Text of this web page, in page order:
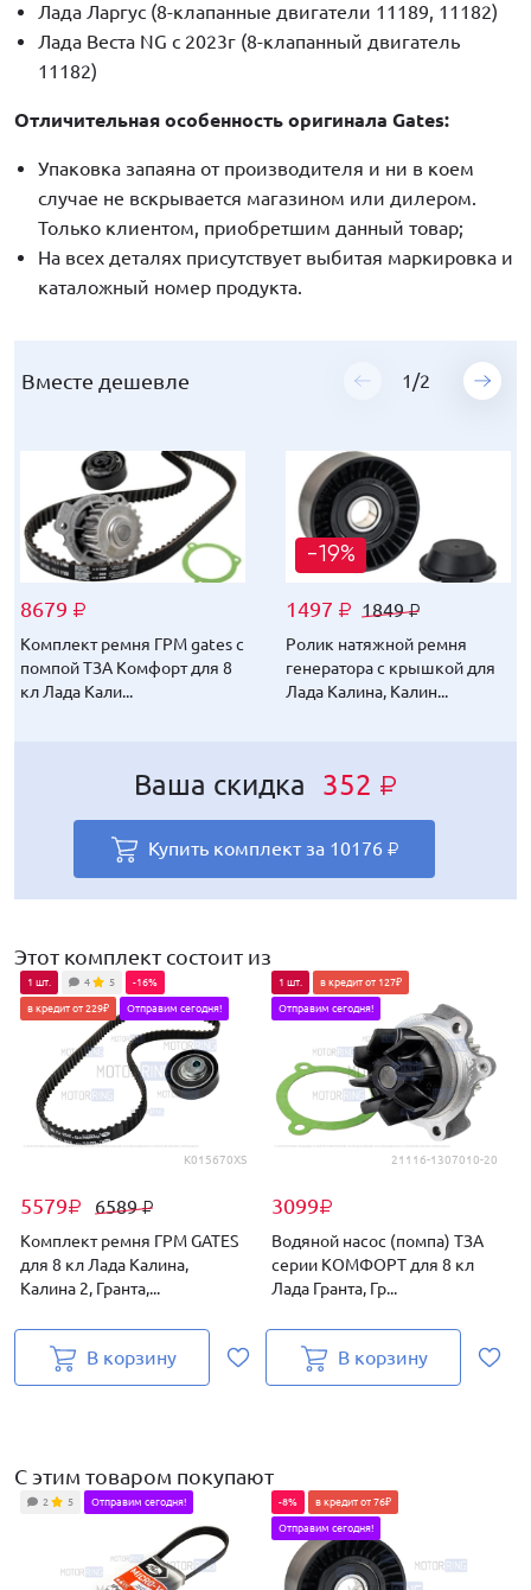
Лада Ларгус (8-клапанные двигатели 11189, 11182)
Лада Веста NG с 2023г (8-клапанный двигатель
11182)
Отличительная особенность оригинала Gates:
Упаковка запаяна от производителя и ни в коем
случае не вскрывается магазином или дилером.
Только клиентом, приобретшим данный товар;
На всех деталях присутствует выбитая маркировка и
каталожный номер продукта.
Вместе дешевле 1 /2
8679 ₽
Комплект ремня ГРМ gates с
помпой ТЗА Комфорт для 8
кл Лада Кали...
-19%
1497 ₽ 1849₽
Ролик натяжной ремня
генератора с крышкой для
Лада Калина, Калин...
Ваша скидка 352 ₽
Купить комплект за 10176 ₽
Вместе дешевле 1 /2
8679 ₽
Комплект ремня ГРМ gates с
помпой ТЗА Комфорт для 8
кл Лада Кали...
-19%
1003 ₽ 1239₽
Ремень генератора gates
для Лада Калина 2, Гранта,
Датсун с конд...
Ваша скидка 236 ₽
Купить комплект за9682₽
Этот комплект состоит из
K015670XS
5579₽ 6589₽
1 шт. 4 5 -16%
в кредит от 229₽ Отправим сегодня!
Комплект ремня ГРМ GATES
для 8 кл Лада Калина,
Калина 2, Гранта,...
В корзину
21116-1307010-20
3099₽
1 шт. в кредит от 127₽
Отправим сегодня!
Водяной насос (помпа) ТЗА
серии КОМФОРТ для 8 кл
Лада Гранта, Гр...
В корзину
С этим товаром покупают
2 5 Отправим сегодня! -8% в кредит от 76₽
Отправим сегодня!